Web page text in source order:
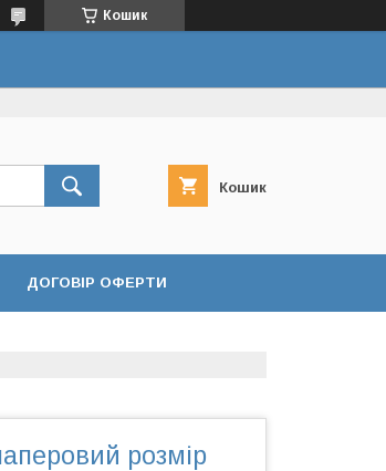
Кошик
Кошик
ДОГОВІР ОФЕРТИ
розмір